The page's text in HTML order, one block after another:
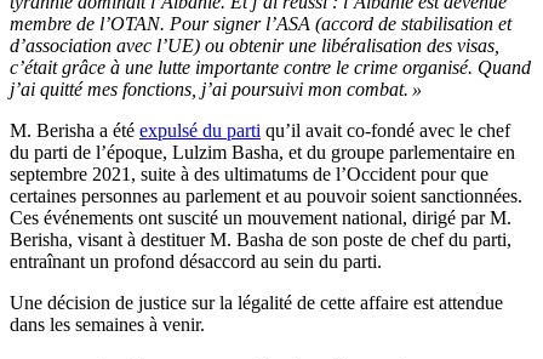
membre de l’OTAN. Pour signer l’ASA (accord de stabilisation et
d’association avec l’UE) ou obtenir une libéralisation des visas,
c’était grâce à une lutte importante contre le crime organisé. Quand
j’ai quitté mes fonctions, j’ai poursuivi mon combat. »
M. Berisha a été expulsé du parti qu’il avait co-fondé avec le chef
du parti de l’époque, Lulzim Basha, et du groupe parlementaire en
septembre 2021, suite à des ultimatums de l’Occident pour que
certaines personnes au parlement et au pouvoir soient sanctionnées.
Ces événements ont suscité un mouvement national, dirigé par M.
Berisha, visant à destituer M. Basha de son poste de chef du parti,
entraînant un profond désaccord au sein du parti.
Une décision de justice sur la légalité de cette affaire est attendue
dans les semaines à venir.